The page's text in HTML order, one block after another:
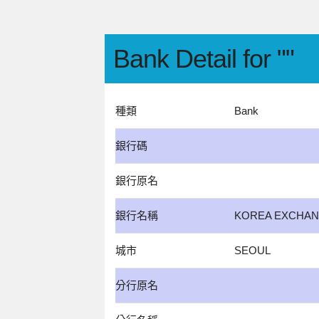
Bank Detail for ""
種類 Bank
銀行碼
銀行原名
銀行名稱 KOREA
城市 SEOUL
分行原名